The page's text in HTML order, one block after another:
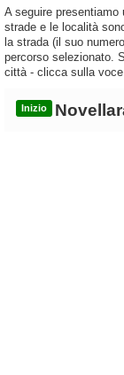
A seguire
strade e le località
la strada (il suo
percorso selezionato.
città - clicca sulla
Inizio